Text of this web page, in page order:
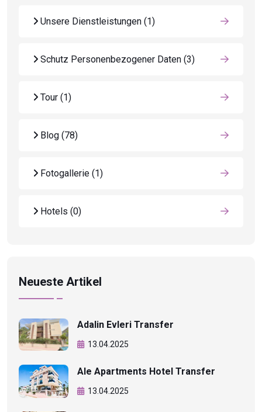
Unsere Dienstleistungen (1)
Schutz Personenbezogener Daten (3)
Tour (1)
Blog (78)
Fotogallerie (1)
Hotels (0)
Neueste Artikel
Adalin Evleri Transfer
13.04.2025
Ale Apartments Hotel Transfer
13.04.2025